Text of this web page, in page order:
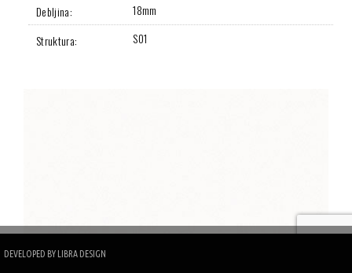
Debljina:
18mm
Struktura:
S01
DEVELOPED BY LIBRA DESIGN